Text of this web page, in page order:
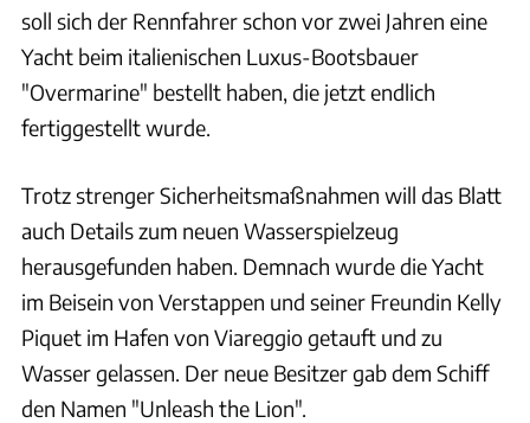
soll sich der Rennfahrer schon vor zwei Jahren eine
Yacht beim italienischen Luxus-Bootsbauer
"Overmarine" bestellt haben, die jetzt endlich
fertiggestellt wurde.
Trotz strenger Sicherheitsmaßnahmen will das Blatt
auch Details zum neuen Wasserspielzeug
herausgefunden haben. Demnach wurde die Yacht
im Beisein von Verstappen und seiner Freundin Kelly
Piquet im Hafen von Viareggio getauft und zu
Wasser gelassen. Der neue Besitzer gab dem Schiff
den Namen "Unleash the Lion".